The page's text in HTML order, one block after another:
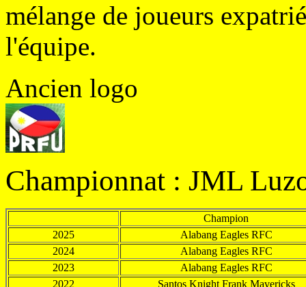
mélange de joueurs
l'équipe.
Ancien logo
Championnat : JML
Champion
2025
Alabang Eagles RFC
2024
Alabang Eagles RFC
2023
Alabang Eagles RFC
2022
Santos Knight Frank Mavericks